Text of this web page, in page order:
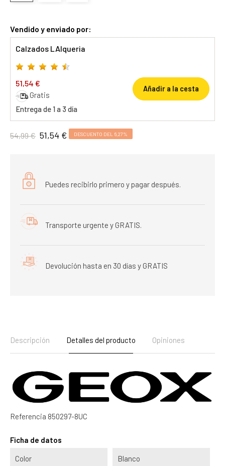
Vendido y enviado por:
Calzados LAlqueria
51,54 €
Gratis
Entrega de 1 a 3 día
Añadir a la cesta
54,99 € 51,54 € DESCUENTO DEL 6,27%
Puedes recibirlo primero y pagar después.
Transporte urgente y GRATIS.
Devolución hasta en 30 días y GRATIS
Descripción Detalles del producto Opiniones
Referencia 850297-8UC
Ficha de datos
Color Blanco